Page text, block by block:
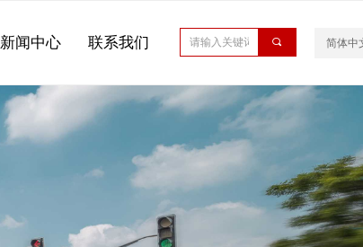
新闻中心 联系我们 끠 简体中